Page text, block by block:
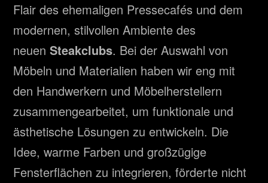
Flair des ehemaligen Pressecafés und dem
modernen, stilvollen Ambiente des
neuen Steakclubs. Bei der Auswahl von
Möbeln und Materialien haben wir eng mit
den Handwerkern und Möbelherstellern
zusammengearbeitet, um funktionale und
ästhetische Lösungen zu entwickeln. Die
Idee, warme Farben und großzügige
Fensterflächen zu integrieren, förderte nicht